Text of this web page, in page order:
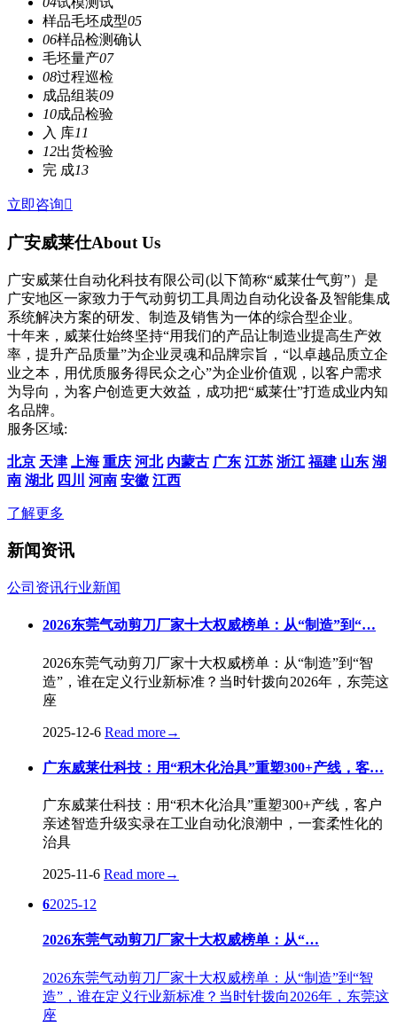
样品毛坯成型05
06样品检测确认
毛坯量产07
08过程巡检
成品组装09
10成品检验
入 库11
12出货检验
完 成13
立即咨询
广安威莱仕About Us
广安威莱仕自动化科技有限公司(以下简称“威莱仕气剪”）是
广安地区一家致力于气动剪切工具周边自动化设备及智能集成
系统解决方案的研发、制造及销售为一体的综合型企业。
十年来，威莱仕始终坚持“用我们的产品让制造业提高生产效
率，提升产品质量”为企业灵魂和品牌宗旨，“以卓越品质立企
业之本，用优质服务得民众之心”为企业价值观，以客户需求
为导向，为客户创造更大效益，成功把“威莱仕”打造成业内知
名品牌。
服务区域:
北京 天津 上海 重庆 河北 内蒙古 广东 江苏 浙江 福建 山东 湖
南 湖北 四川 河南 安徽 江西
了解更多
新闻资讯
公司资讯行业新闻
2026东莞气动剪刀厂家十大权威榜单：从“制造”到“…
2026东莞气动剪刀厂家十大权威榜单：从“制造”到“智
造”，谁在定义行业新标准？当时针拨向2026年，东莞这
座
2025-12-6 Read more→
广东威莱仕科技：用“积木化治具”重塑300+产线，客…
广东威莱仕科技：用“积木化治具”重塑300+产线，客户
亲述智造升级实录在工业自动化浪潮中，一套柔性化的
治具
2025-11-6 Read more→
62025-12
2026东莞气动剪刀厂家十大权威榜单：从“…
2026东莞气动剪刀厂家十大权威榜单：从“制造”到“智
造”，谁在定义行业新标准？当时针拨向2026年，东莞这
座